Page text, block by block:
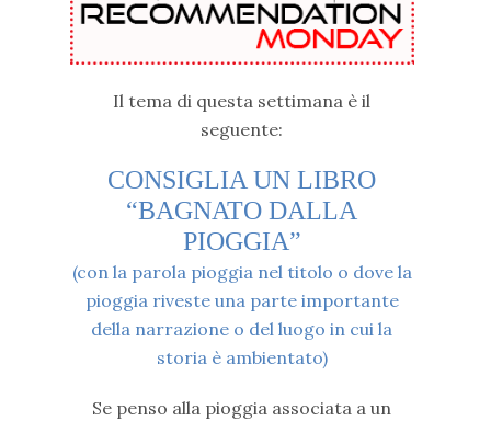
Il tema di questa settimana è il
seguente:
CONSIGLIA UN LIBRO
“BAGNATO DALLA
PIOGGIA”
(con la parola pioggia nel titolo o dove la
pioggia riveste una parte importante
della narrazione o del luogo in cui la
storia è ambientato)
Se penso alla pioggia associata a un